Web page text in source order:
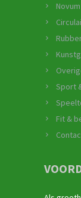
Sport
Fit &